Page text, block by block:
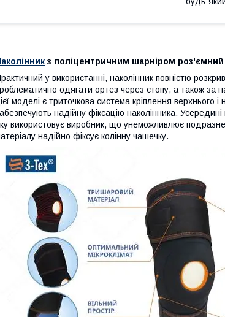
з поліцентричним шарніром роз'ємний
у використанні, наколінник повністю
одягати ортез через стопу, а також за
моделі є триточкова система кріплення верхнього
надійну фіксацію наколінника.
використовує виробник, що унеможливлює
надійно фіксує колінну чашечку.